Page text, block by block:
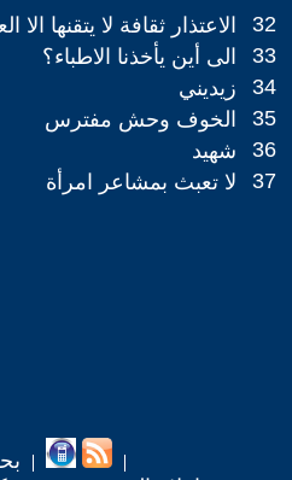
الاعتذار ثقافة لا يتقنها الا
32
الى أين يأخذنا الاطباء؟
33
زيديني
34
الخوف وحش مفترس
35
شهيد
36
لا تعبث بمشاعر امرأة 37